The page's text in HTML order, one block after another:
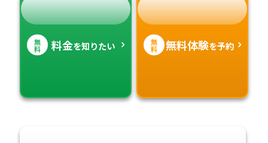
無
料 料金を知りたい 無
料 無料体験を予約